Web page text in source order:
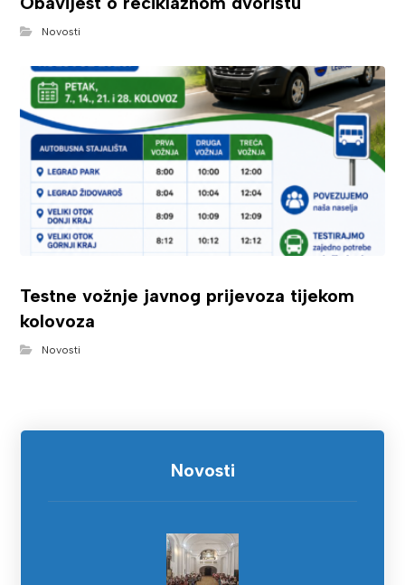
Novosti
Testne vožnje javnog prijevoza tijekom
kolovoza
Novosti
Novosti